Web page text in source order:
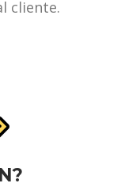
cliente.